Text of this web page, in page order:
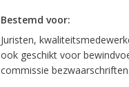
Bestemd voor:
Juristen,
ook geschikt voor
commissie bezwaarschriften.